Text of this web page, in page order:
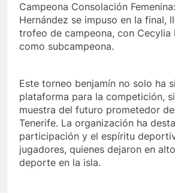
Campeona Consolación
Hernández se impuso en la final,
trofeo de campeona, con Cecylia
como subcampeona.
Este torneo benjamín no solo ha
plataforma para la competición,
muestra del futuro prometedor
Tenerife. La organización ha
participación y el espíritu
jugadores, quienes dejaron en
deporte en la isla.